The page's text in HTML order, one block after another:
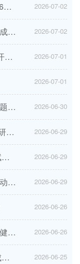
标准建构 凝聚共识——学院举办2026年第二期中小学德育主题化系列化联合教研活动... 2026-07-02
教育部义务教育教学改革大连实验区成立校外劳动实践基地联盟 2026-07-02
聚焦“教—学—评”一致性，小学语文开展单元作业教研 2026-07-01
2026-07-01
学院召开高一高二期末试题库使用专题会议 2026-06-30
智评·慧学--AI赋能小学英语精准教学研讨会顺利开展 2026-06-29
中职英语观课悟法明方向 聚力研讨赋能促成长 2026-06-29
高中技术与工程、劳动、综合实践活动开展“双课一统”主题线上教研活动 2026-06-29
2026-06-26
以案促研共成长——大连市初中心理健康教育典型案例交流与研讨活动侧记 2026-06-26
学院在2026年辽宁省基础教育教学成果展示大赛中斩获佳绩 2026-06-25